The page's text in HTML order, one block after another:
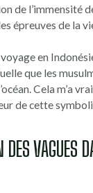
de l’immensité
épreuves de la
voyage en
que les
Cela m’a
de cette
DES VAGUES